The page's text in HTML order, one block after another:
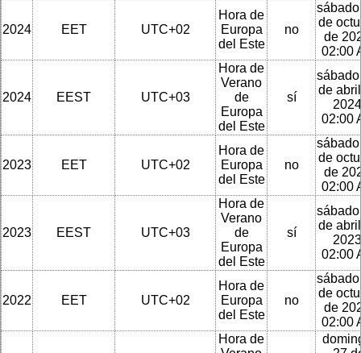
2024 EET UTC+02
Hora de
Europa
del Este
no
de
de
02:00
2024 EEST UTC+03
Hora de
Verano
de
Europa
del Este
sí
de
02:00
2023 EET UTC+02
Hora de
Europa
del Este
no
de
de
02:00
2023 EEST UTC+03
Hora de
Verano
de
Europa
del Este
sí
de
02:00
2022 EET UTC+02
Hora de
Europa
del Este
no
de
de
02:00
Hora de